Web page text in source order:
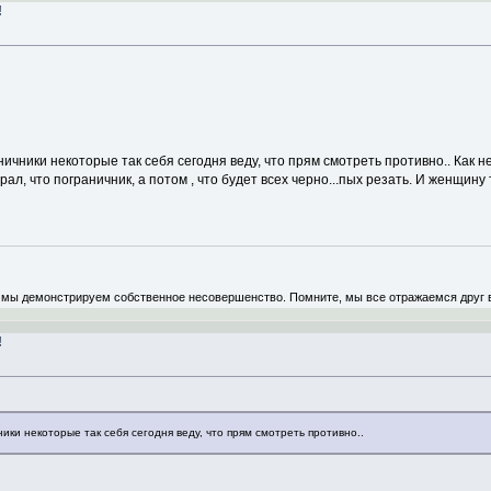
некоторые так себя сегодня веду, что прям смотреть противно..
что пограничник, а потом , что будет всех черно...пых резать. И
демонстрируем собственное несовершенство. Помните, мы все отражаемся друг в
некоторые так себя сегодня веду, что прям смотреть противно..